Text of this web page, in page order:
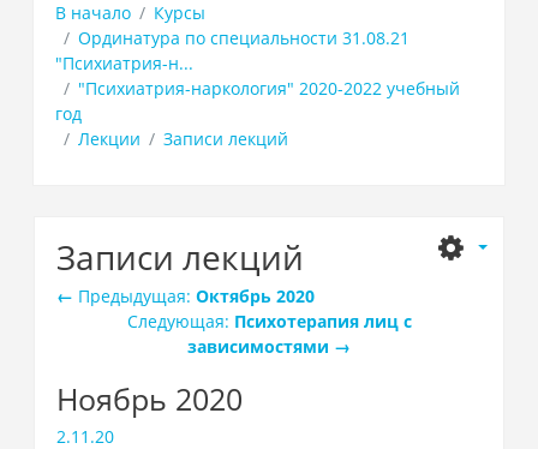
В начало
Курсы
Ординатура по специальности 31.08.21
"Психиатрия-н...
"Психиатрия-наркология" 2020-2022 учебный
год
Лекции
Записи лекций
Записи лекций
← Предыдущая: Октябрь 2020
Следующая: Психотерапия лиц с
зависимостями →
Ноябрь 2020
2.11.20